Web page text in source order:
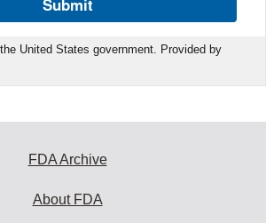
Submit
United States government. Provided by
FDA Archive
About FDA